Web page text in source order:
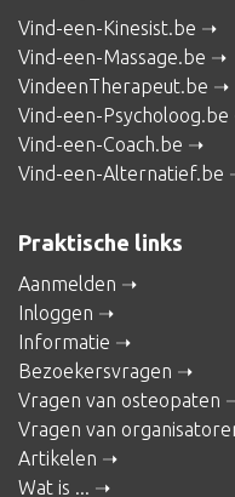
Vind-een-Kinesist.be
Vind-een-Massage.be
VindeenTherapeut.be
Vind-een-Psycholoog.be
Vind-een-Coach.be
Vind-een-Alternatief.be
Praktische links
Aanmelden
Inloggen
Informatie
Bezoekersvragen
Vragen van osteopaten
Vragen van
Artikelen
Wat is ...